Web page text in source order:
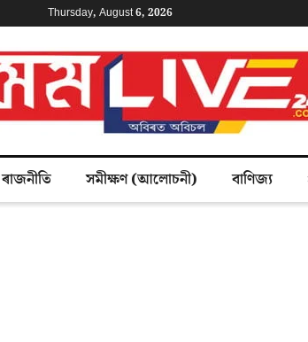
Thursday, August 6, 2026
ৰাজনীতি সমীক্ষণ (আলোচনী) বাণিজ্য